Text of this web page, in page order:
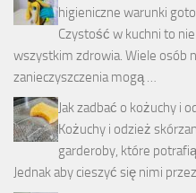
higieniczne warunki
Czystość w kuchni to
wszystkim zdrowia. Wiele osób
zanieczyszczenia mogą …
Jak zadbać o kożuchy i
Kożuchy i odzież
garderoby, które
Jednak aby cieszyć się nimi